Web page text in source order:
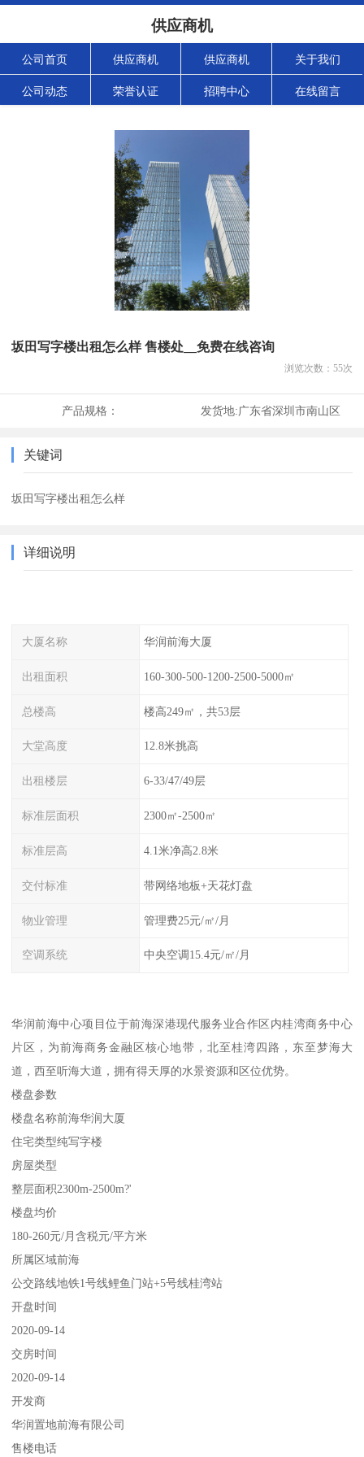
供应商机
公司首页 供应商机 供应商机 关于我们
公司动态 荣誉认证 招聘中心 在线留言
坂田写字楼出租怎么样 售楼处__免费在线咨询
浏览次数： 55次
产品规格： 发货地:广东省深圳市南山区
关键词
坂田写字楼出租怎么样
详细说明
大厦名称 华润前海大厦
出租面积 160-300-500-1200-2500-5000㎡
总楼高 楼高249㎡，共53层
大堂高度 12.8米挑高
出租楼层 6-33/47/49层
标准层面积 2300㎡-2500㎡
标准层高 4.1米净高2.8米
交付标准 带网络地板+天花灯盘
物业管理 管理费25元/㎡/月
空调系统 中央空调15.4元/㎡/月
华润前海中心项目位于前海深港现代服务业合作区内桂湾商务中心
片区，为前海商务金融区核心地带，北至桂湾四路，东至梦海大
道，西至听海大道，拥有得天厚的水景资源和区位优势。
楼盘参数
楼盘名称前海华润大厦
住宅类型纯写字楼
房屋类型
整层面积2300m-2500m?'
楼盘均价
180-260元/月含税元/平方米
所属区域前海
公交路线地铁1号线鲤鱼门站+5号线桂湾站
开盘时间
2020-09-14
交房时间
2020-09-14
开发商
华润置地前海有限公司
售楼电话